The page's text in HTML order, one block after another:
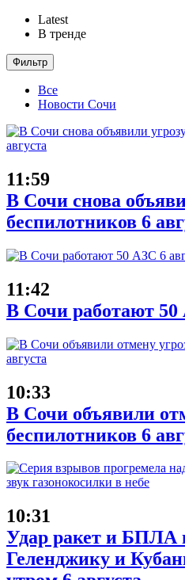
Latest
В тренде
Фильтр
Все
Новости Сочи
11:59
В Сочи снова
беспилотников 6
11:42
В Сочи работают 50
10:33
В Сочи объявили
беспилотников 6
10:31
Удар ракет и БПЛА
Геленджику и